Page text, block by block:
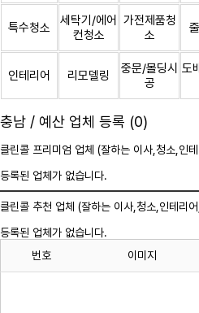
특수청소
세탁기/에어
컨청소
가전제품청
소
인테리어 리모델링
중문/몰딩시
공
도
충남 / 예산 업체 등록 (0)
클린콜 프리미엄 업체 (잘하는 이사, 청소 ,인
등록된 업체가 없습니다.
클린콜 추천 업체 (잘하는 이사, 청소 ,인테리
등록된 업체가 없습니다.
번호
이미지